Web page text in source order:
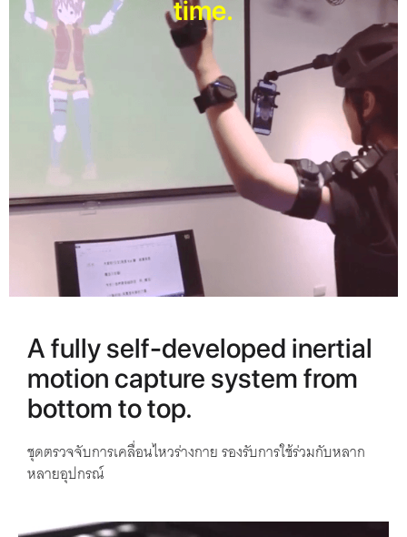
time.
A fully self-developed inertial
motion capture system from
bottom to top.
ชุดตรวจจับการเคลื่อนไหวร่างกาย รองรับการใช้ร่วมกับหลาก
หลายอุปกรณ์